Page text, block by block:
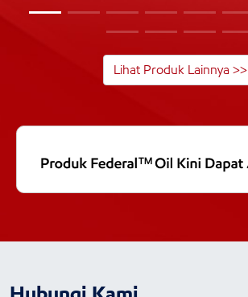
Lihat Produk Lainnya >>